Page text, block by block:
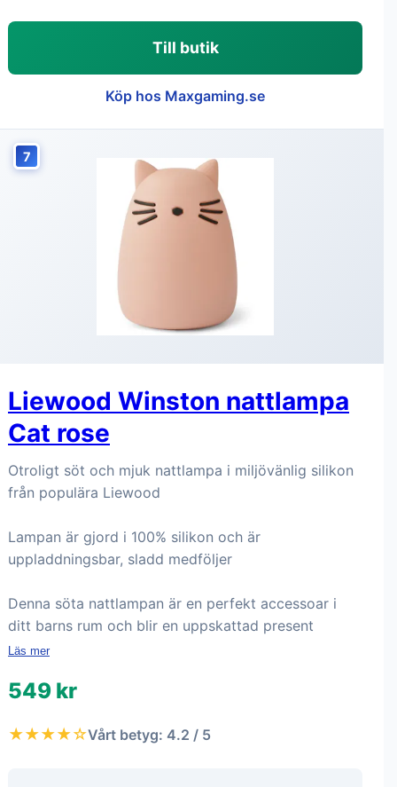
Till butik
Köp hos Maxgaming.se
7
Liewood Winston nattlampa
Cat rose
Otroligt söt och mjuk nattlampa i miljövänlig silikon
från populära Liewood
Lampan är gjord i 100% silikon och är
uppladdningsbar, sladd medföljer
Denna söta nattlampan är en perfekt accessoar i
ditt barns rum och blir en uppskattad present
Läs mer
549 kr
★★★★☆Vårt betyg: 4.2 / 5